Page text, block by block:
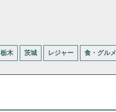
栃木 茨城 レジャー 食・グルメ